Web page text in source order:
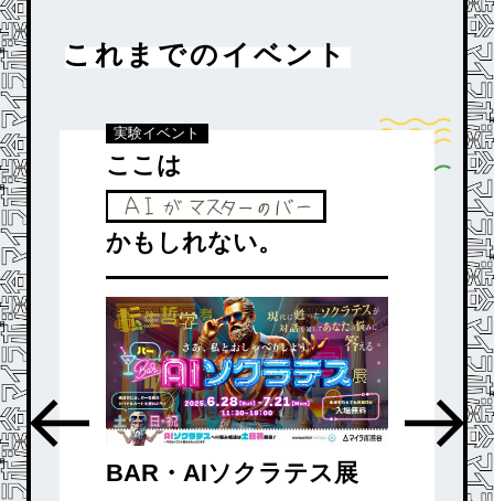
これまでのイベント
実験イベント
ここは
かもしれない。
BAR・AIソクラテス展